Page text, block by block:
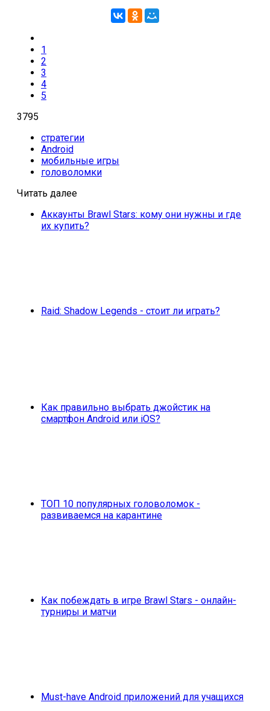
1
2
3
4
5
3795
стратегии
Android
мобильные игры
головоломки
Читать далее
Аккаунты Brawl Stars: кому они нужны и где
их купить?
Raid: Shadow Legends - стоит ли играть?
Как правильно выбрать джойстик на
смартфон Android или iOS?
ТОП 10 популярных головоломок -
развиваемся на карантине
Как побеждать в игре Brawl Stars - онлайн-
турниры и матчи
Must-have Android приложений для учащихся